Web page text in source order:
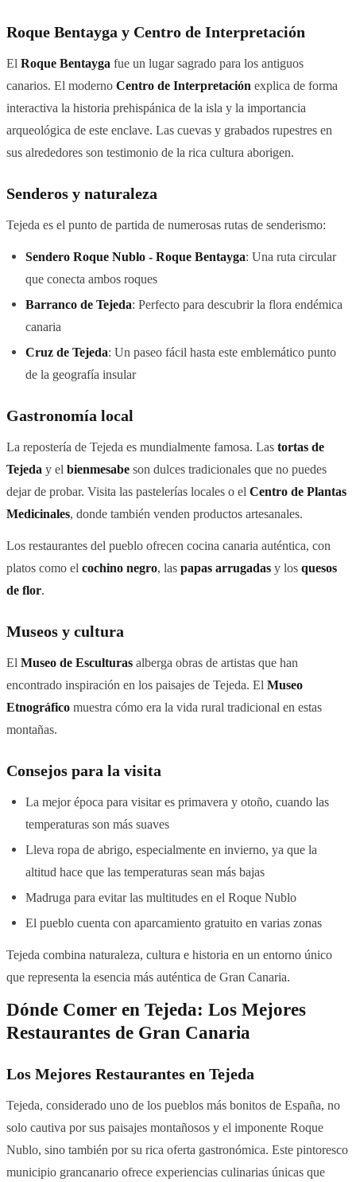
Roque Bentayga y Centro de Interpretación
El Roque Bentayga fue un lugar sagrado para los antiguos
canarios. El moderno Centro de Interpretación explica de forma
interactiva la historia prehispánica de la isla y la importancia
arqueológica de este enclave. Las cuevas y grabados rupestres en
sus alrededores son testimonio de la rica cultura aborigen.
Senderos y naturaleza
Tejeda es el punto de partida de numerosas rutas de senderismo:
Sendero Roque Nublo - Roque Bentayga: Una ruta circular
que conecta ambos roques
Barranco de Tejeda: Perfecto para descubrir la flora endémica
canaria
Cruz de Tejeda: Un paseo fácil hasta este emblemático punto
de la geografía insular
Gastronomía local
La repostería de Tejeda es mundialmente famosa. Las tortas de
Tejeda y el bienmesabe son dulces tradicionales que no puedes
dejar de probar. Visita las pastelerías locales o el Centro de Plantas
Medicinales, donde también venden productos artesanales.
Los restaurantes del pueblo ofrecen cocina canaria auténtica, con
platos como el cochino negro, las papas arrugadas y los quesos
de flor.
Museos y cultura
El Museo de Esculturas alberga obras de artistas que han
encontrado inspiración en los paisajes de Tejeda. El Museo
Etnográfico muestra cómo era la vida rural tradicional en estas
montañas.
Consejos para la visita
La mejor época para visitar es primavera y otoño, cuando las
temperaturas son más suaves
Lleva ropa de abrigo, especialmente en invierno, ya que la
altitud hace que las temperaturas sean más bajas
Madruga para evitar las multitudes en el Roque Nublo
El pueblo cuenta con aparcamiento gratuito en varias zonas
Tejeda combina naturaleza, cultura e historia en un entorno único
que representa la esencia más auténtica de Gran Canaria.
Dónde Comer en Tejeda: Los Mejores
Restaurantes de Gran Canaria
Los Mejores Restaurantes en Tejeda
Tejeda, considerado uno de los pueblos más bonitos de España, no
solo cautiva por sus paisajes montañosos y el imponente Roque
Nublo, sino también por su rica oferta gastronómica. Este pintoresco
municipio grancanario ofrece experiencias culinarias únicas que